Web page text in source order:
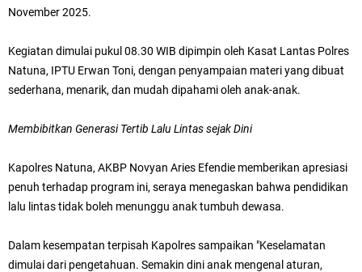
November 2025.
Kegiatan dimulai pukul 08.30 WIB dipimpin oleh Kasat Lantas Polres
Natuna, IPTU Erwan Toni, dengan penyampaian materi yang dibuat
sederhana, menarik, dan mudah dipahami oleh anak-anak.
Membibitkan Generasi Tertib Lalu Lintas sejak Dini
Kapolres Natuna, AKBP Novyan Aries Efendie memberikan apresiasi
penuh terhadap program ini, seraya menegaskan bahwa pendidikan
lalu lintas tidak boleh menunggu anak tumbuh dewasa.
Dalam kesempatan terpisah Kapolres sampaikan "Keselamatan
dimulai dari pengetahuan. Semakin dini anak mengenal aturan,